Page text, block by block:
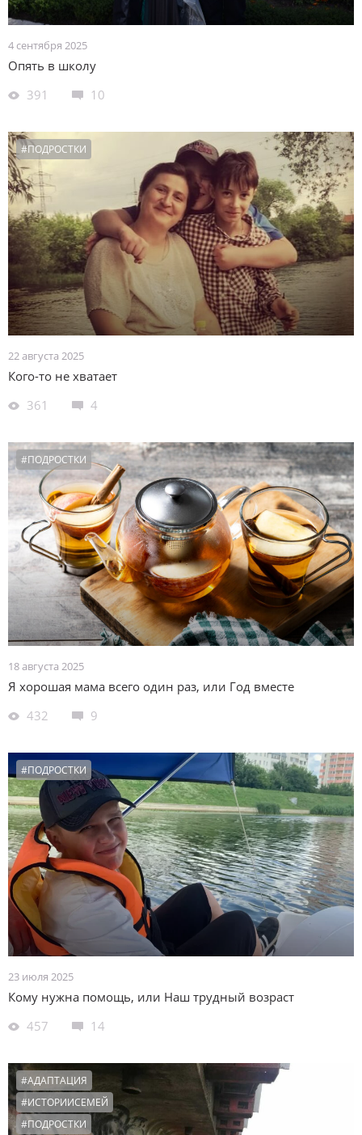
4 сентября 2025
Опять в школу
391
10
#ПОДРОСТКИ
22 августа 2025
Кого-то не хватает
361
4
#ПОДРОСТКИ
18 августа 2025
Я хорошая мама всего один раз, или Год вместе
432
9
#ПОДРОСТКИ
23 июля 2025
Кому нужна помощь, или Наш трудный возраст
457
14
#АДАПТАЦИЯ
#ИСТОРИИСЕМЕЙ
#ПОДРОСТКИ